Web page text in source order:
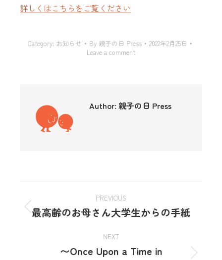
詳しくはこちらをご覧ください
Category: お知らせ By 親子の日 Press
2022年2月25日
Leave a comment
Author: 親子の日 Press
PREVIOUS
最高齢のお母さん大学生からの手紙
NEXT
〜Once Upon a Time in